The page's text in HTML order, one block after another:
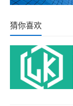
猜你喜欢